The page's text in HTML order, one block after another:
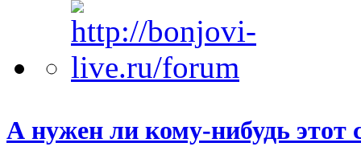
А нужен ли кому-нибудь этот